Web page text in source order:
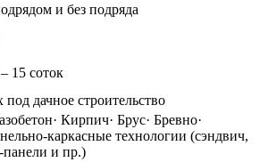
и без подряда
15 соток
под дачное строительство
Кирпич· Брус· Бревно·
каркасные технологии (сэндвич,
панели и пр.)